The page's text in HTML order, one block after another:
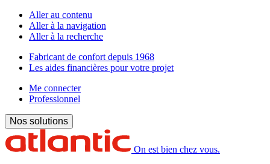
Aller au contenu
Aller à la navigation
Aller à la recherche
Fabricant de confort depuis 1968
Les aides financières pour votre projet
Me connecter
Professionnel
Nos solutions
On est bien chez vous.